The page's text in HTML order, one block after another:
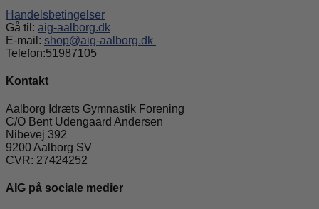
Handelsbetingelser
Gå til: aig-aalborg.dk
E-mail: shop@aig-aalborg.dk
Telefon:51987105
Kontakt
Aalborg Idræts Gymnastik Forening
C/O Bent Udengaard Andersen
Nibevej 392
9200 Aalborg SV
CVR: 27424252
AIG på sociale medier